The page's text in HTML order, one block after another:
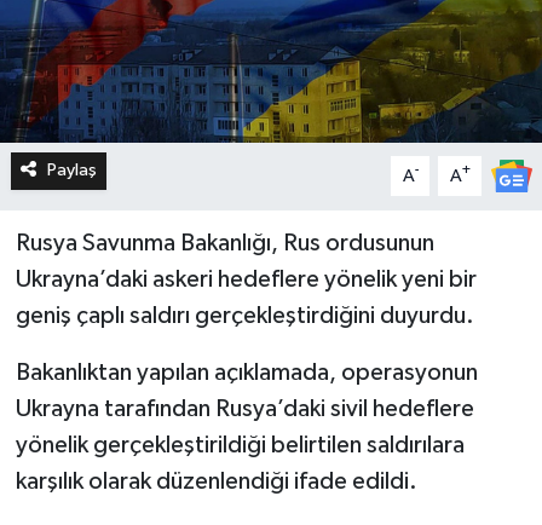
Paylaş A- A+
Rusya Savunma Bakanlığı, Rus ordusunun
Ukrayna’daki askeri hedeflere yönelik yeni bir
geniş çaplı saldırı gerçekleştirdiğini duyurdu.
Bakanlıktan yapılan açıklamada, operasyonun
Ukrayna tarafından Rusya’daki sivil hedeflere
yönelik gerçekleştirildiği belirtilen saldırılara
karşılık olarak düzenlendiği ifade edildi.